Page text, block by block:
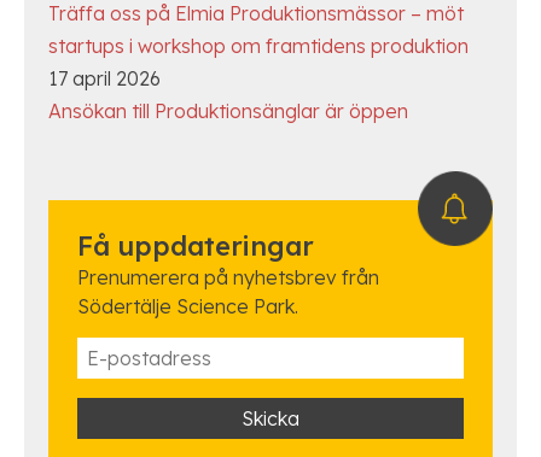
Träffa oss på Elmia Produktionsmässor – möt
startups i workshop om framtidens produktion
17 april 2026
Ansökan till Produktionsänglar är öppen
Få uppdateringar
Prenumerera på nyhetsbrev från
Södertälje Science Park.